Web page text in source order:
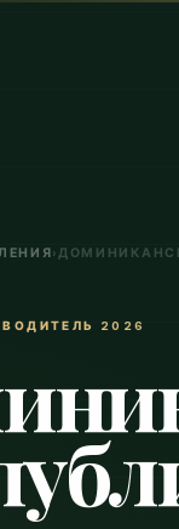
›
2026